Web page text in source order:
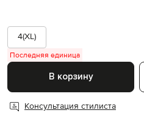
4(XL)
Последняя единица
В корзину
Консультация стилиста